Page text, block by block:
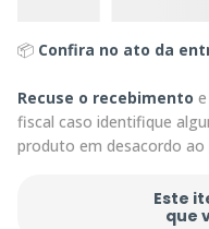
📦 Confira no ato da
Recuse o recebimento
fiscal caso identifique
produto em desacordo ao
Este
que